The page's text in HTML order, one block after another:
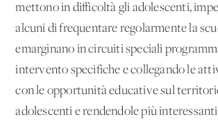
mettono in difficoltà gli adolescenti,
alcuni di frequentare regolarmente la
emarginano in circuiti speciali
intervento specifiche e collegando le
con le opportunità educative sul
adolescenti e rendendole più